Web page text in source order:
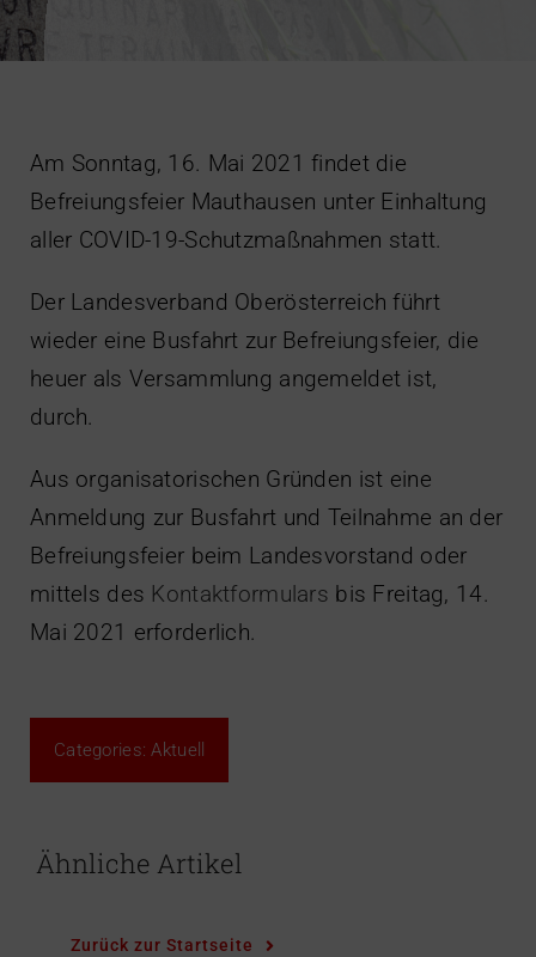
Impressum
Am Sonntag, 16. Mai 2021 findet die
Befreiungsfeier Mauthausen unter Einhaltung
aller COVID-19-Schutzmaßnahmen statt.
Der Landesverband Oberösterreich führt
wieder eine Busfahrt zur Befreiungsfeier, die
heuer als Versammlung angemeldet ist,
durch.
Aus organisatorischen Gründen ist eine
Anmeldung zur Busfahrt und Teilnahme an der
Befreiungsfeier beim Landesvorstand oder
mittels des Kontaktformulars bis Freitag, 14.
Mai 2021 erforderlich.
Categories:Aktuell
Ähnliche Artikel
Zurück zur Startseite